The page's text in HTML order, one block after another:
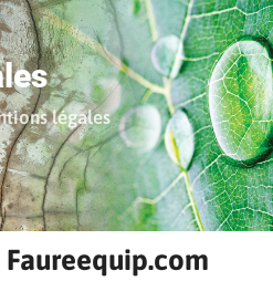
légales